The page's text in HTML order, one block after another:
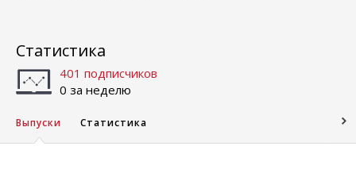
Статистика
401 подписчиков
0 за неделю
Выпуски Статистика